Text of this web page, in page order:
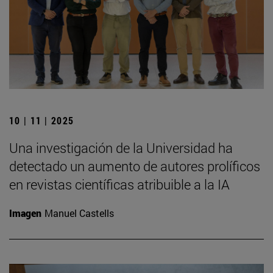
10 | 11 | 2025
Una investigación de la Universidad ha
detectado un aumento de autores prolíficos
en revistas científicas atribuible a la IA
Imagen Manuel Castells